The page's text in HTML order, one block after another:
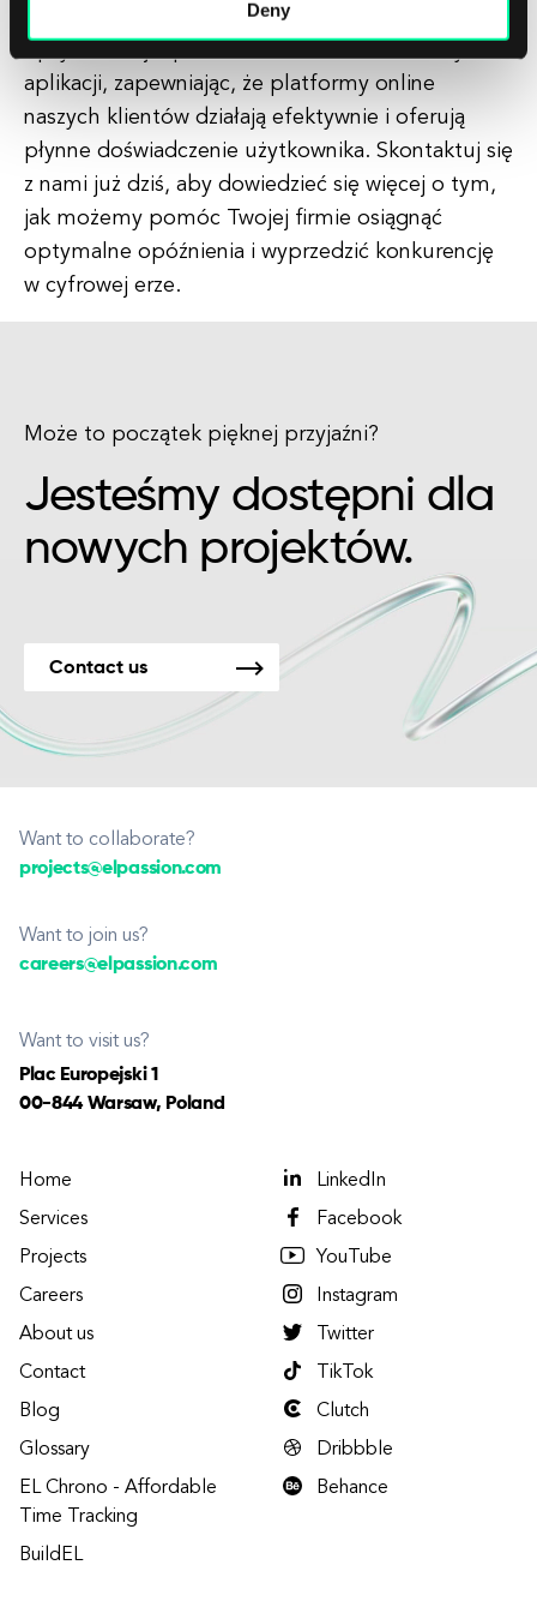
Deny
doświadczonych programistów specjalizuje się w
aplikacji, zapewniając, że platformy online
naszych klientów działają efektywnie i oferują
płynne doświadczenie użytkownika. Skontaktuj się
z nami już dziś, aby dowiedzieć się więcej o tym,
jak możemy pomóc Twojej firmie osiągnąć
optymalne opóźnienia i wyprzedzić konkurencję
w cyfrowej erze.
Może to początek pięknej przyjaźni?
Jesteśmy dostępni dla
nowych projektów.
Contact us
Want to collaborate?
projects@elpassion.com
Want to join us?
careers@elpassion.com
Want to visit us?
Plac Europejski 1
00-844 Warsaw, Poland
Home
Services
Projects
Careers
About us
Contact
Blog
Glossary
EL Chrono - Affordable
Time Tracking
BuildEL
LinkedIn
Facebook
YouTube
Instagram
Twitter
TikTok
Clutch
Dribbble
Behance